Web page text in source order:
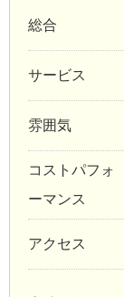
総合
サービス
雰囲気
コストパフォ
ーマンス
アクセス